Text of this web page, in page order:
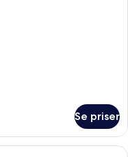
Se priser
hotel med flere etager, en